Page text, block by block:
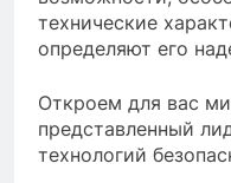
технические
определяют его
Откроем для вас
представленный
технологий